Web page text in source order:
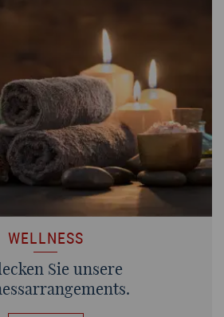
WELLNESS
Sie unsere